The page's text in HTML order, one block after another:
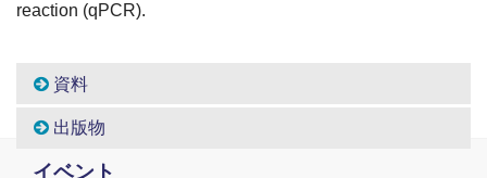
reaction (qPCR).
資料
出版物
イベント